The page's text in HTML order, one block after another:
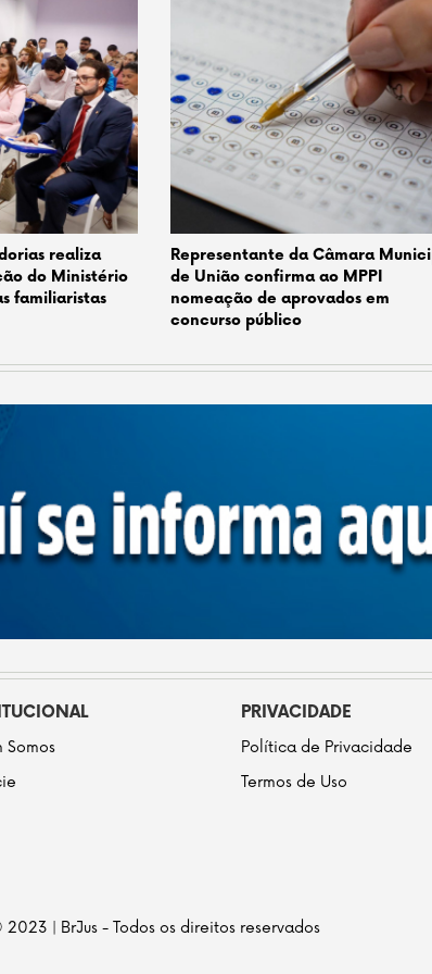
realiza
do Ministério
familiaristas
Representante da Câmara
de União confirma ao MPPI
nomeação de aprovados em
concurso público
Somos
PRIVACIDADE
Política de Privacidade
Termos de Uso
| BrJus - Todos os direitos reservados